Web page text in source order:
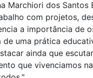
dos Santos
com projetos,
a importância de
uma prática
ainda que
que vivenciamos